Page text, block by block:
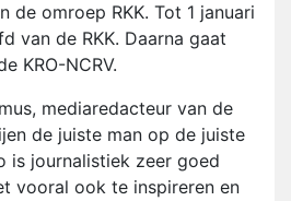
de omroep RKK. Tot 1 januari
van de RKK. Daarna gaat
KRO-NCRV.
mediaredacteur van de
de juiste man op de juiste
is journalistiek zeer goed
vooral ook te inspireren en